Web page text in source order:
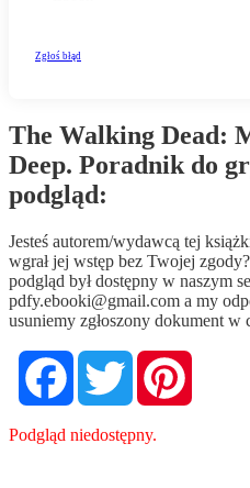
The Walking Dead:
Deep. Poradnik do
podgląd:
Jesteś autorem/wydawcą tej
wgrał jej wstęp bez Twojej
podgląd był dostępny w naszym
pdfy.ebooki@gmail.com a my
usuniemy zgłoszony dokument w
FacebookTwitter
Podgląd niedostępny.